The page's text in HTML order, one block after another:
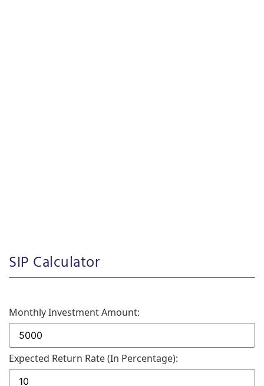
SIP Calculator
Monthly Investment Amount:
Expected Return Rate (in Percentage):